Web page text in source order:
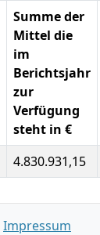
Summe der
Mittel die
im
Berichtsjahr
zur
Verfügung
steht in €
4.830.931,15
Impressum